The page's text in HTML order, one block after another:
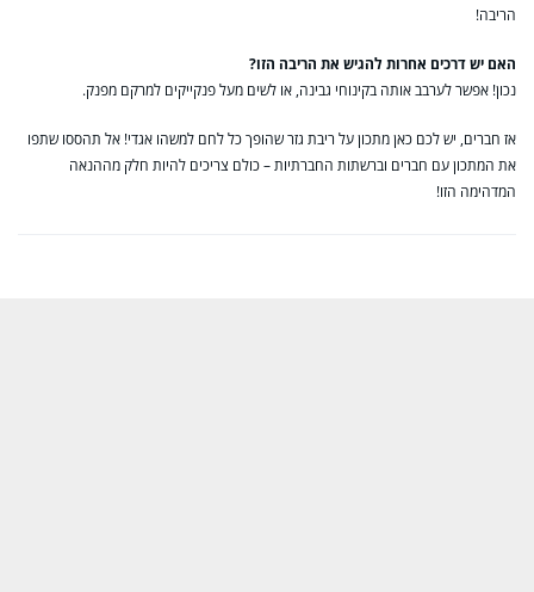
הריבה!
האם יש דרכים אחרות להגיש את הריבה הזו?
נכון! אפשר לערבב אותה בקינוחי גבינה, או לשים מעל פנקייקים למרקם מפנק.
אז חברים, יש לכם כאן מתכון על ריבת גזר שהופך כל לחם למשהו אגדי! אל תהססו שתפו
את המתכון עם חברים וברשתות החברתיות – כולם צריכים להיות חלק מההנאה
המדהימה הזו!